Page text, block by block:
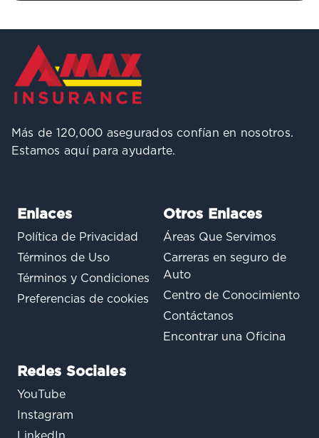
Más de 120,000 asegurados confían en nosotros.
Estamos aquí para ayudarte.
Enlaces
Política de Privacidad
Términos de Uso
Términos y Condiciones
Preferencias de cookies
Otros Enlaces
Áreas Que Servimos
Carreras en seguro de
Auto
Centro de Conocimiento
Contáctanos
Encontrar una Oficina
Redes Sociales
YouTube
Instagram